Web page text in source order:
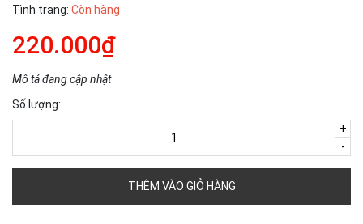
Tình trạng: Còn hàng
220.000₫
Mô tả đang cập nhật
Số lượng:
-
+
THÊM VÀO GIỎ HÀNG